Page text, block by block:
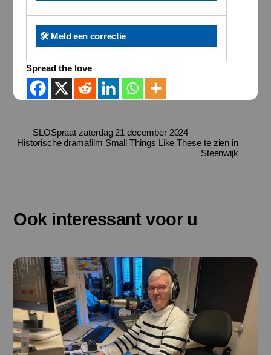
🛠️ Meld een correctie
Spread the love
SLOSpraat zaterdag 21 december 2024
Historische dramafilm Small Things Like These te zien in
Steenwijk
Ook interessant voor u